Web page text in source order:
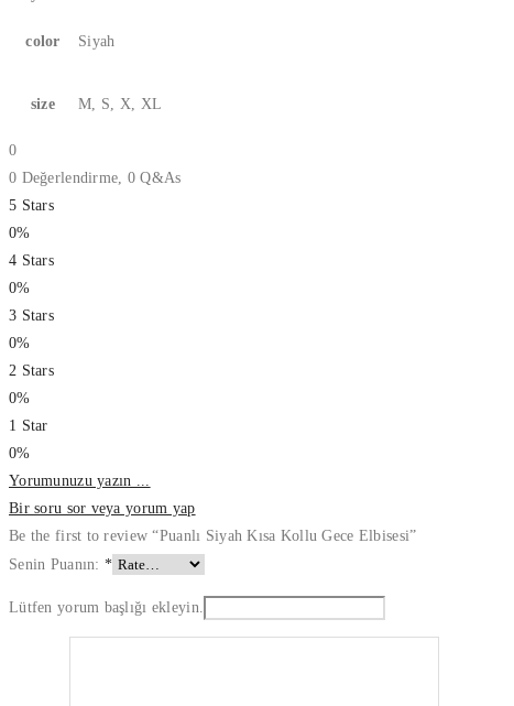
color Siyah
size M, S, X, XL
0
0 Değerlendirme, 0 Q&As
5 Stars
0%
4 Stars
0%
3 Stars
0%
2 Stars
0%
1 Star
0%
Yorumunuzu yazın ...
Bir soru sor veya yorum yap
Be the first to review “Puanlı Siyah Kısa Kollu Gece Elbisesi”
Senin Puanın: *
Lütfen yorum başlığı ekleyin.